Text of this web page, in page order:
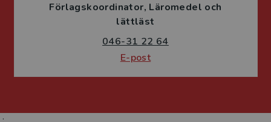
Förlagskoordinator Läromedel och
lättläst
046-31 22 64
E-post